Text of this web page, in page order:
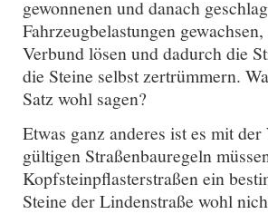
gewonnenen und danach
Fahrzeugbelastungen
Verbund lösen und dadurch die
die Steine selbst zertrümmern.
Satz wohl sagen?
Etwas ganz anderes ist es mit
gültigen Straßenbauregeln
Kopfsteinpflasterstraßen ein
Steine der Lindenstraße wohl